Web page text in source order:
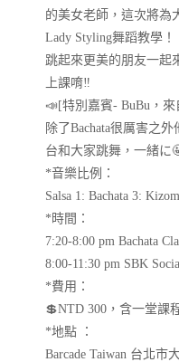
的美女老師，這次將為
Lady Styling舞蹈教學！
跳起來更美的朋友一起
上課唷‼️
📣[特別嘉賓- BuBu，
除了Bachata很厲害之
台和大家跳舞，一緒に
*音樂比例：
Salsa 1: Bachata 3:
*時間：
7:20-8:00 pm Bachata
8:00-11:30 pm SBK
*費用：
💲NTD 300，含一堂課
*地點 ：
Barcade Taiwan 台北市